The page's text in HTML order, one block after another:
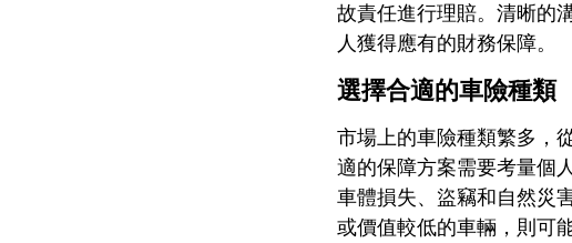
故責任進行理賠。清晰的
人獲得應有的財務保障。
選擇合適的車險種類
市場上的車險種類繁多，
適的保障方案需要考量個
車體損失、盜竊和自然災
或價值較低的車輛，則可